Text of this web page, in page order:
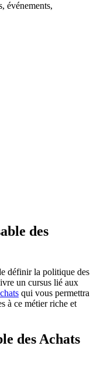
événements,
des
définir la politique des
un cursus lié aux
qui vous permettra
à ce métier riche et
des Achats